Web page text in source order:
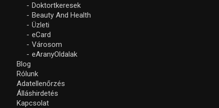
Doktortkeresek
Beauty And Health
Üzleti
eCard
Városom
eAranyOldalak
Blog
Rólunk
Adatellenőrzés
Álláshirdetés
Kapcsolat